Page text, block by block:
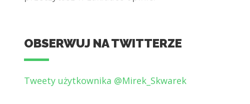
OBSERWUJ NA TWITTERZE
Tweety użytkownika @Mirek_Skwarek